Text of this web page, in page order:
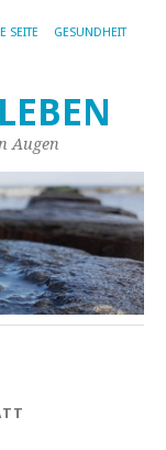
SEITE GESUNDHEIT
Augen